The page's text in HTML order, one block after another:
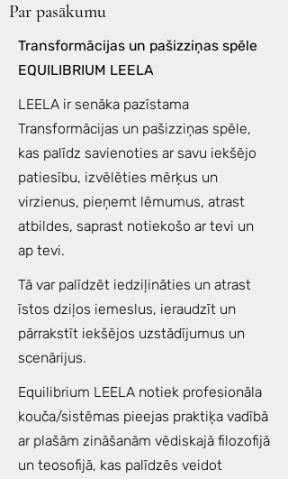
Par pasākumu
Transformācijas un pašizziņas spēle
EQUILIBRIUM LEELA
LEELA ir senāka pazīstama
Transformācijas un pašizziņas spēle,
kas palīdz savienoties ar savu iekšējo
patiesību, izvēlēties mērķus un
virzienus, pieņemt lēmumus, atrast
atbildes, saprast notiekošo ar tevi un
ap tevi.
Tā var palīdzēt iedziļināties un atrast
īstos dziļos iemeslus, ieraudzīt un
pārrakstīt iekšējos uzstādījumus un
scenārijus.
Equilibrium LEELA notiek profesionāla
kouča/sistēmas pieejas praktiķa vadībā
ar plašām zināšanām vēdiskajā filozofijā
un teosofijā, kas palīdzēs veidot